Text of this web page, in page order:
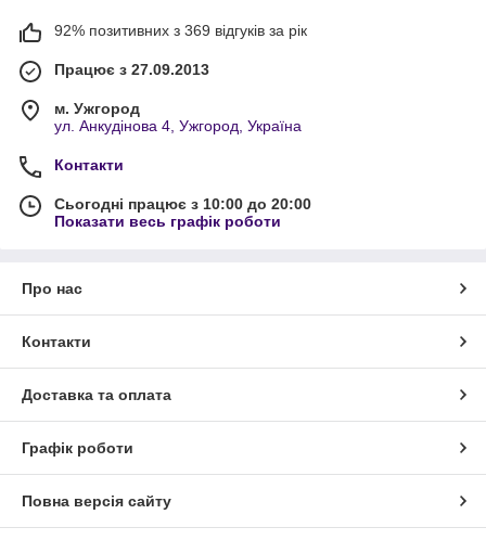
92% позитивних з 369 відгуків за рік
Працює з 27.09.2013
м. Ужгород
ул. Анкудінова 4, Ужгород, Україна
Контакти
Сьогодні працює з 10:00 до 20:00
Показати весь графік роботи
Про нас
Контакти
Доставка та оплата
Графік роботи
Повна версія сайту